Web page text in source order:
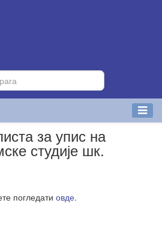
за упис на
студије шк.
погледати овде.